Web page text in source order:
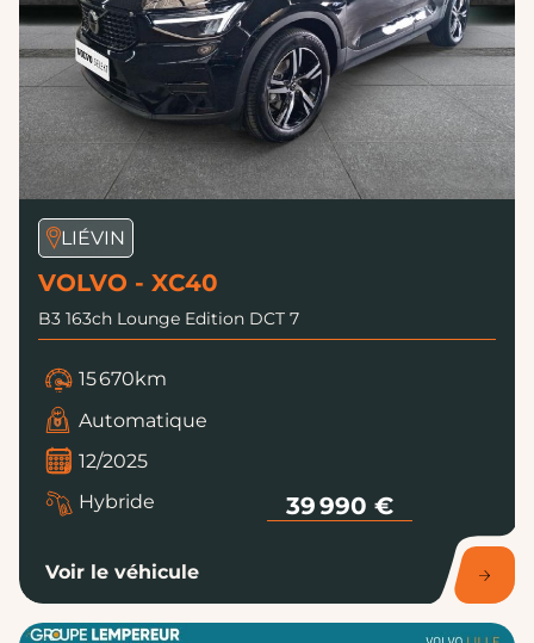
LIÉVIN
VOLVO - XC40
B3 163ch Lounge Edition DCT 7
15 670km
Automatique
12/2025
Hybride
39 990 €
Voir le véhicule